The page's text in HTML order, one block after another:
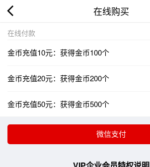
在线购买
在线付款
金币充值10元：获得金币100个
金币充值20元：获得金币200个
金币充值50元：获得金币500个